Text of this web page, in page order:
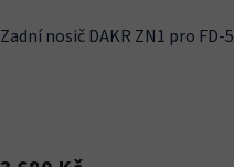
Zadní nosič DAKR ZN1 pro FD-5